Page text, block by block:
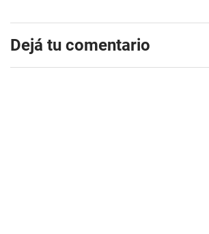
Dejá tu comentario